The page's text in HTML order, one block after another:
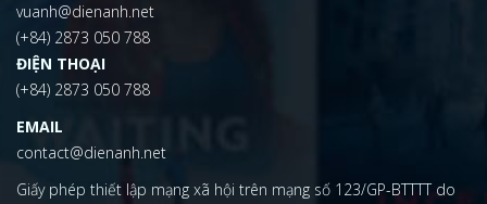
vuanh@dienanh.net
(+84) 2873 050 788
ĐIỆN THOẠI
(+84) 2873 050 788
EMAIL
contact@dienanh.net
Giấy phép thiết lập mạng xã hội trên mạng số 123/GP-BTTTT do